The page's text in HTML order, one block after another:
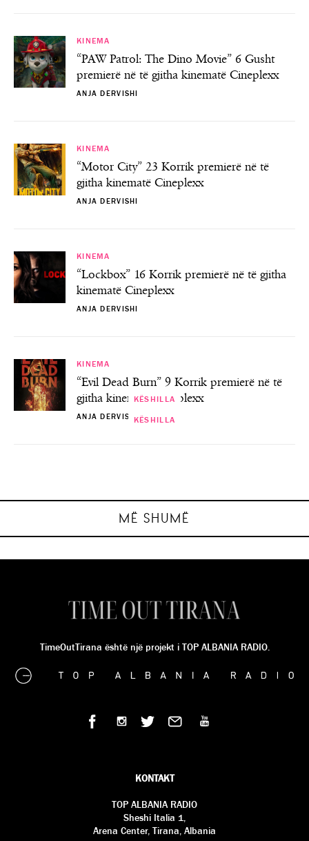
KINEMA
“PAW Patrol: The Dino Movie” 6 Gusht
premierë në të gjitha kinematë Cineplexx
ANJA DERVISHI
KINEMA
“Motor City” 23 Korrik premierë në të
gjitha kinematë Cineplexx
ANJA DERVISHI
KINEMA
“Lockbox” 16 Korrik premierë në të gjitha
kinematë Cineplexx
ANJA DERVISHI
KINEMA
“Evil Dead Burn” 9 Korrik premierë në të
gjitha kinematë Cineplexx
ANJA DERVISHI
MË SHUMË
KËSHILLA
KËSHILLA
KËSHILLA
KËSHILLA
TimeOutTirana është një projekt i TOP ALBANIA RADIO.
KONTAKT
TOP ALBANIA RADIO
Sheshi Italia 1,
Arena Center, Tirana, Albania